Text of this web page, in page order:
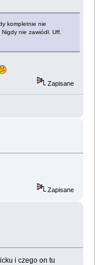
kompletnie nie
nie zawiódł. Uff.
Zapisane
Zapisane
i czego on tu